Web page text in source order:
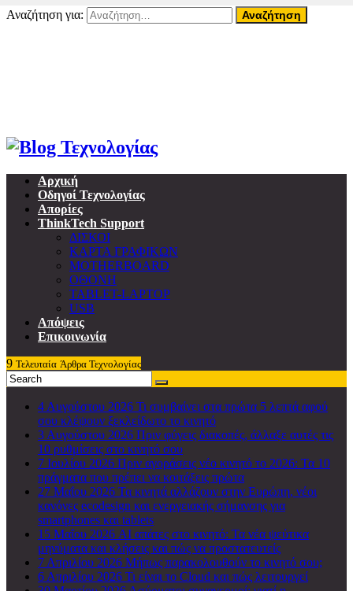
Αναζήτηση για:
Αρχική
Οδηγοί Τεχνολογίας
Απορίες
ThinkTech Support
ΔΙΣΚΟΙ
ΚΑΡΤΑ ΓΡΑΦΙΚΩΝ
MOTHERBOARD
ΟΘΟΝΗ
TABLET-LAPTOP
USB
Απόψεις
Επικοινωνία
9 Τελευταία Άρθρα Τεχνολογίας
4 Αυγούστου 2026 Τι συμβαίνει στα πρώτα 5 λεπτά αφού
σου κλέψουν ξεκλείδωτο το κινητό
3 Αυγούστου 2026 Πριν φύγεις διακοπές, άλλαξε αυτές τις
10 ρυθμίσεις στο κινητό σου
7 Ιουλίου 2026 Πριν αγοράσεις νέο κινητό το 2026: Τα 10
πράγματα που πρέπει να κοιτάξεις πρώτα
27 Μαΐου 2026 Τα κινητά αλλάζουν στην Ευρώπη, νέοι
κανόνες ecodesign και ενεργειακής σήμανσης για
smartphones και tablets
15 Μαΐου 2026 AI απάτες στο κινητό: Τα νέα ψεύτικα
μηνύματα και κλήσεις και πώς να προστατευτείς
7 Απριλίου 2026 Μήπως παρακολουθούν το κινητό σου;
6 Απριλίου 2026 Τι είναι το Cloud και πώς λειτουργεί